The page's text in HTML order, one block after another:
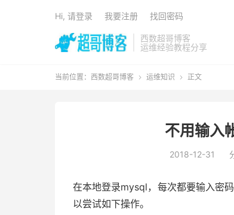
西数超哥博客
运维经验教程分享
Hi, 请登录 我要注册 找回密码
当前位置： 西数超哥博客  运维知识  正文
不用输入
2018-12-31
在本地登录mysql，每次都要输入密
以尝试如下操作。